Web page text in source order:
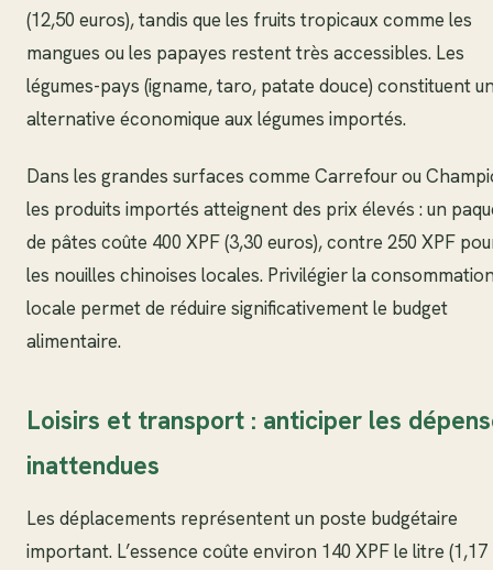
(12,50 euros), tandis que les fruits tropicaux comme les
mangues ou les papayes restent très accessibles. Les
légumes-pays (igname, taro, patate douce) constituent
alternative économique aux légumes importés.
Dans les grandes surfaces comme Carrefour ou
les produits importés atteignent des prix élevés : un
de pâtes coûte 400 XPF (3,30 euros), contre 250 XPF
les nouilles chinoises locales. Privilégier la
locale permet de réduire significativement le budget
alimentaire.
Loisirs et transport : anticiper les
inattendues
Les déplacements représentent un poste budgétaire
important. L’essence coûte environ 140 XPF le litre (1,17